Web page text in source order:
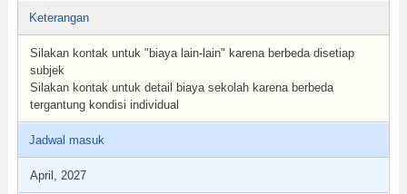
Keterangan
Silakan kontak untuk "biaya lain-lain" karena berbeda disetiap
subjek
Silakan kontak untuk detail biaya sekolah karena berbeda
tergantung kondisi individual
Jadwal masuk
April, 2027